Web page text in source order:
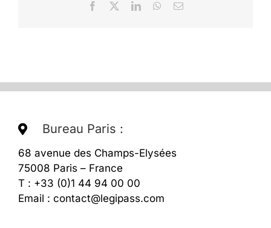
Facebook LinkedInWhatsApp
Email
Bureau Paris :
68 avenue des Champs-Elysées
75008 Paris – France
T : +33 (0)1 44 94 00 00
Email : contact@legipass.com